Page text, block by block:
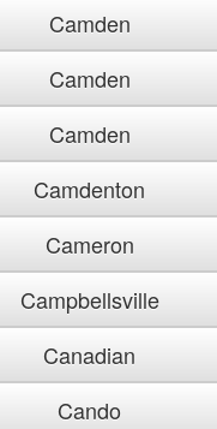
Camden
Camden
Camden
Camdenton
Cameron
Campbellsville
Canadian
Cando